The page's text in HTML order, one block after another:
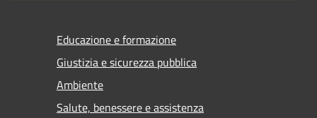
Educazione e formazione
Giustizia e sicurezza pubblica
Ambiente
Salute, benessere e assistenza